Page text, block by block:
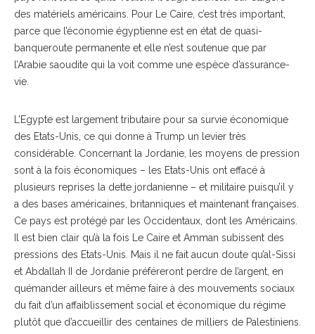
des matériels américains. Pour Le Caire, c’est très important,
parce que l’économie égyptienne est en état de quasi-
banqueroute permanente et elle n’est soutenue que par
l’Arabie saoudite qui la voit comme une espèce d’assurance-
vie.
L’Egypte est largement tributaire pour sa survie économique
des Etats-Unis, ce qui donne à Trump un levier très
considérable. Concernant la Jordanie, les moyens de pression
sont à la fois économiques – les Etats-Unis ont effacé à
plusieurs reprises la dette jordanienne – et militaire puisqu’il y
a des bases américaines, britanniques et maintenant françaises.
Ce pays est protégé par les Occidentaux, dont les Américains.
Il est bien clair qu’à la fois Le Caire et Amman subissent des
pressions des Etats-Unis. Mais il ne fait aucun doute qu’al-Sissi
et Abdallah II de Jordanie préféreront perdre de l’argent, en
quémander ailleurs et même faire à des mouvements sociaux
du fait d’un affaiblissement social et économique du régime
plutôt que d’accueillir des centaines de milliers de Palestiniens.